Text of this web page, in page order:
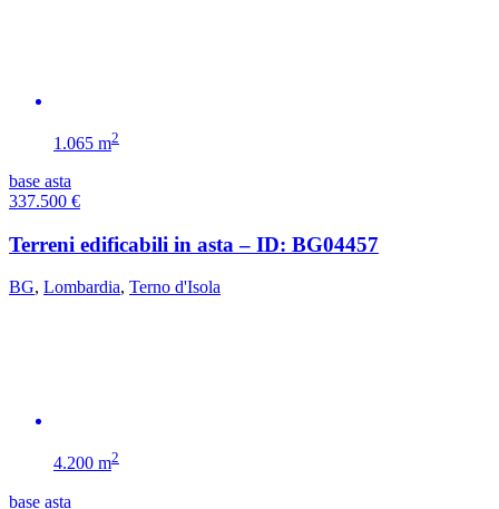
1.065 m2
base asta
337.500 €
Terreni edificabili in asta – ID: BG04457
BG, Lombardia, Terno d'Isola
4.200 m2
base asta